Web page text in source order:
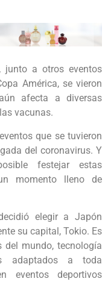
junto a otros eventos
América, se vieron
afecta a diversas
vacunas.
que se tuvieron
del coronavirus. Y
festejar estas
momento lleno de
elegir a Japón
su capital, Tokio. Es
mundo, tecnología
adaptados a toda
eventos deportivos